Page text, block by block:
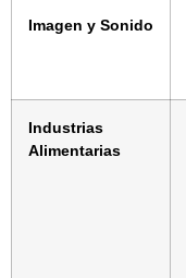
Imagen y Sonido
Industrias
Alimentarias